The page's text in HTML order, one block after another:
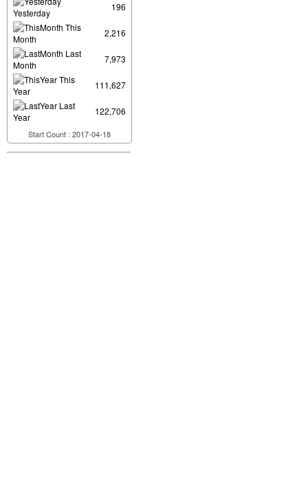
Yesterday
196
This
Month
2,216
Last
Month
7,973
This
Year
111,627
Last
Year
122,706
Start Count : 2017-04-18